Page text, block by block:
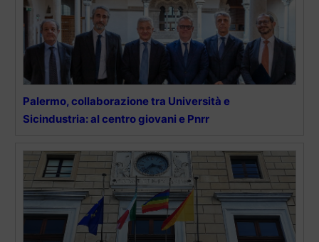
Palermo, collaborazione tra Università e
Sicindustria: al centro giovani e Pnrr